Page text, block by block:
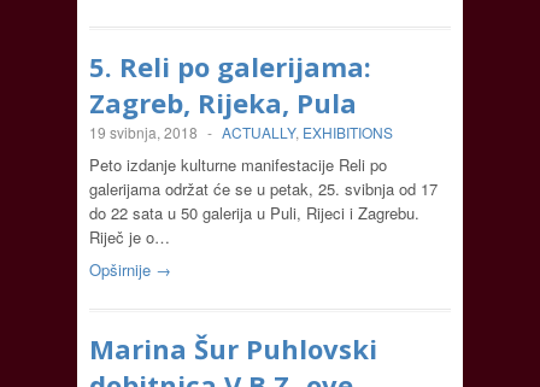
5. Reli po galerijama:
Zagreb, Rijeka, Pula
19 svibnja, 2018 - ACTUALLY, EXHIBITIONS
Peto izdanje kulturne manifestacije Reli po
galerijama održat će se u petak, 25. svibnja od 17
do 22 sata u 50 galerija u Puli, Rijeci i Zagrebu.
Riječ je o…
Opširnije →
Marina Šur Puhlovski